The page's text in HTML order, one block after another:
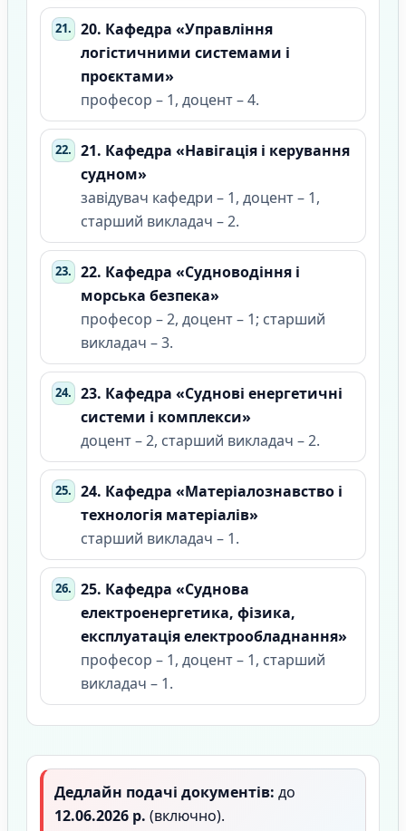
20. Кафедра «Управління
логістичними системами і
проєктами»
професор – 1, доцент – 4.
21. Кафедра «Навігація і керування
судном»
завідувач кафедри – 1, доцент – 1,
старший викладач – 2.
22. Кафедра «Судноводіння і
морська безпека»
професор – 2, доцент – 1; старший
викладач – 3.
23. Кафедра «Суднові енергетичні
системи і комплекси»
доцент – 2, старший викладач – 2.
24. Кафедра «Матеріалознавство і
технологія матеріалів»
старший викладач – 1.
25. Кафедра «Суднова
електроенергетика, фізика,
експлуатація електрообладнання»
професор – 1, доцент – 1, старший
викладач – 1.
Дедлайн подачі документів: до
12.06.2026 р. (включно).